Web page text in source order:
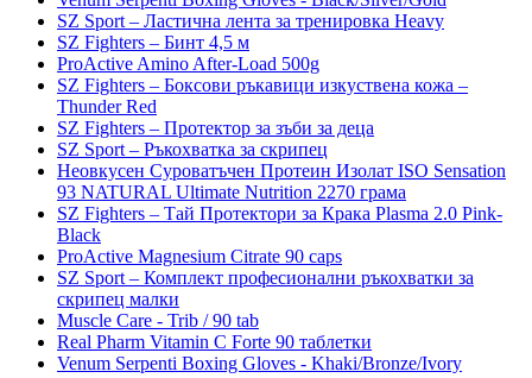
SZ Sport – Ластична лента за тренировка Heavy
SZ Fighters – Бинт 4,5 м
ProActive Amino After-Load 500g
SZ Fighters – Боксови ръкавици изкуствена кожа –
Thunder Red
SZ Fighters – Протектор за зъби за деца
SZ Sport – Ръкохватка за скрипец
Неовкусен Суроватъчен Протеин Изолат ISO Sensation
93 NATURAL Ultimate Nutrition 2270 грама
SZ Fighters – Тай Протектори за Крака Plasma 2.0 Pink-
Black
ProActive Magnesium Citrate 90 caps
SZ Sport – Комплект професионални ръкохватки за
скрипец малки
Muscle Care - Trib / 90 tab
Real Pharm Vitamin C Forte 90 таблетки
Venum Serpenti Boxing Gloves - Khaki/Bronze/Ivory